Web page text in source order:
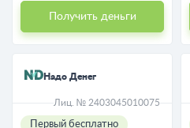
Получить деньги
Надо Денег
Лиц. № 2403045010075
Первый бесплатно